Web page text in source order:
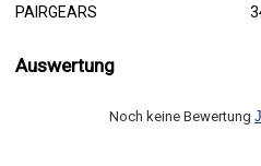
PAIRGEARS
Auswertung
Noch keine Bewertung